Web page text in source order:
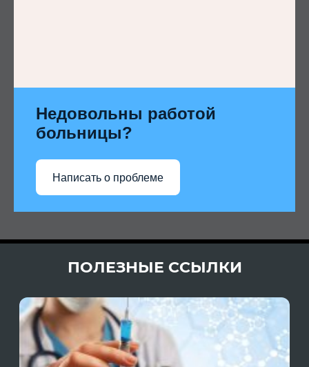
Недовольны работой
больницы?
Написать о проблеме
ПОЛЕЗНЫЕ ССЫЛКИ